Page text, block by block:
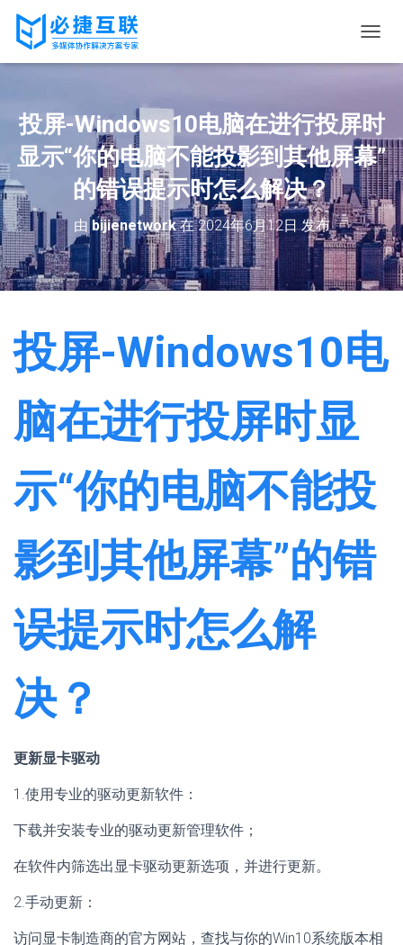
换
投屏-Windows10电脑在进行投屏时
显示“你的电脑不能投影到其他屏幕”
的错误提示时怎么解决？
由bijienetwork在2024年6月12日发布
投屏-Windows10电
脑在进行投屏时显
示“你的电脑不能投
影到其他屏幕”的错
误提示时怎么解
决？
更新显卡驱动
1.使用专业的驱动更新软件：
下载并安装专业的驱动更新管理软件；
在软件内筛选出显卡驱动更新选项，并进行更新。
2.手动更新：
访问显卡制造商的官方网站，查找与你的Win10系统版本相